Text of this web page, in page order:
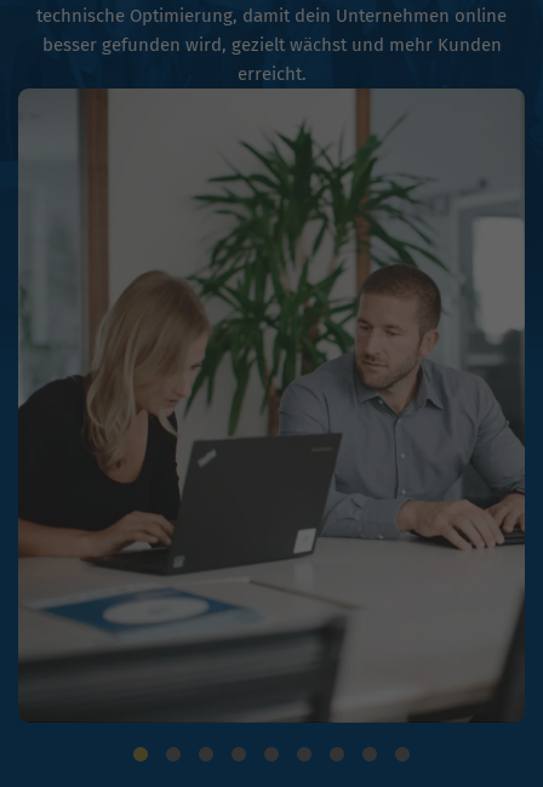
technische Optimierung, damit dein Unternehmen online
besser gefunden wird, gezielt wächst und mehr Kunden
erreicht.